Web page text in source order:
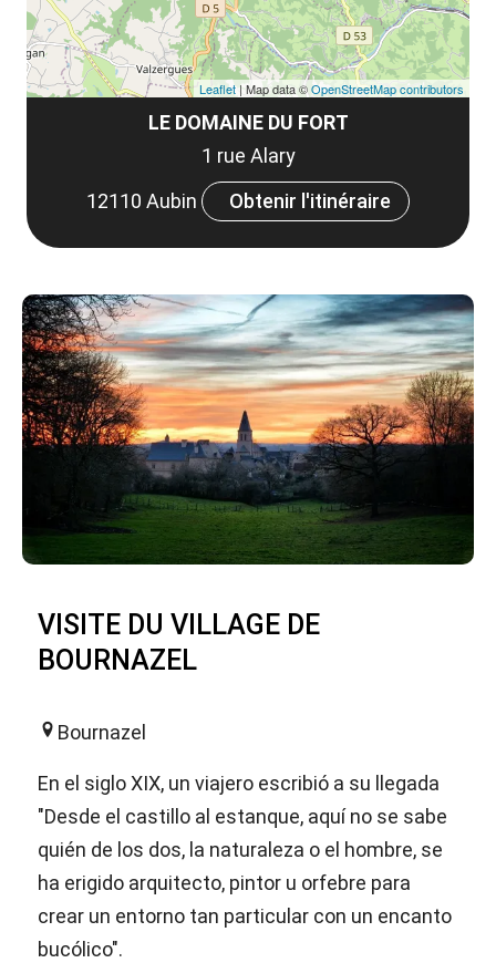
LE DOMAINE DU FORT
1 rue Alary
12110 Aubin
Obtenir l'itinéraire
Leaflet | Map data ©OpenStreetMap contributors
VISITE DU VILLAGE DE
BOURNAZEL
Bournazel
En el siglo XIX, un viajero escribió a su llegada
"Desde el castillo al estanque, aquí no se sabe
quién de los dos, la naturaleza o el hombre, se
ha erigido arquitecto, pintor u orfebre para
crear un entorno tan particular con un encanto
bucólico".